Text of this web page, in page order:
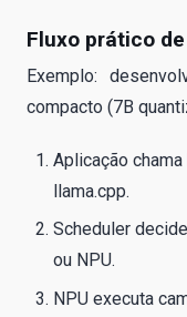
Fluxo prático
Exemplo:
compacto (7B
Aplicação
llama.cpp.
Scheduler
ou NPU.
NPU executa